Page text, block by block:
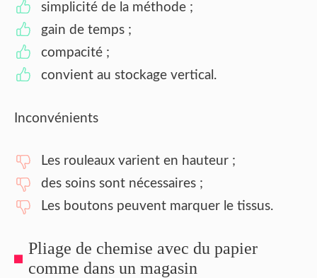
simplicité de la méthode ;
gain de temps ;
compacité ;
convient au stockage vertical.
Inconvénients
Les rouleaux varient en hauteur ;
des soins sont nécessaires ;
Les boutons peuvent marquer le tissus.
Pliage de chemise avec du papier
comme dans un magasin